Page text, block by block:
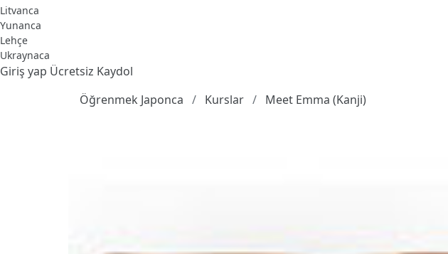
Litvanca
Yunanca
Lehçe
Ukraynaca
Giriş yap Ücretsiz Kaydol
Öğrenmek Japonca
Kurslar Meet Emma (Kanji)